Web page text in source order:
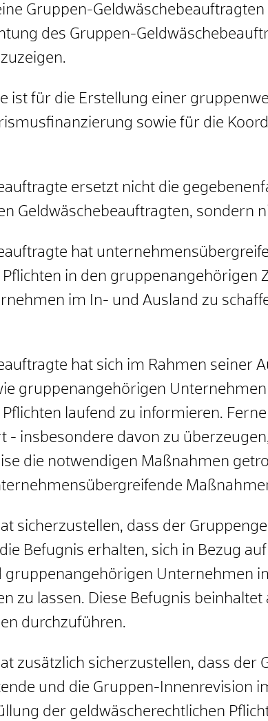
Gruppen-
des Gruppen-
ist für die Erstellung einer
sowie für die
ersetzt nicht die
Geldwäschebeauftragten, sondern
hat
in den gruppenangehörigen
im In- und Ausland zu
hat sich im Rahmen seiner
gruppenangehörigen
laufend zu informieren.
- insbesondere davon zu
die notwendigen Maßnahmen
sicherzustellen, dass der
Befugnis erhalten, sich in Bezug
gruppenangehörigen Unternehmen
zu lassen. Diese Befugnis
durchzuführen.
zusätzlich sicherzustellen, dass der
und die Gruppen-Innenrevision
der geldwäscherechtlichen